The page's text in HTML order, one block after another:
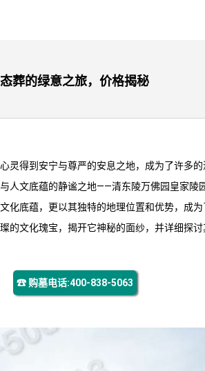
葬的绿意之旅，价格揭秘‌
灵得到安宁与尊严的安息之地，成为了许多
人文底蕴的静谧之地——清东陵万佛园皇家陵
化底蕴，更以其独特的地理位置和优势，成
的文化瑰宝，揭开它神秘的面纱，并详细探
☎ 购墓电话:400-838-5063